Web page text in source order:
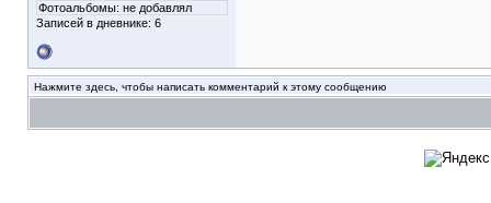
Фотоальбомы: не добавлял
Записей в дневнике: 6
Нажмите здесь, чтобы написать комментарий к этому сообщению